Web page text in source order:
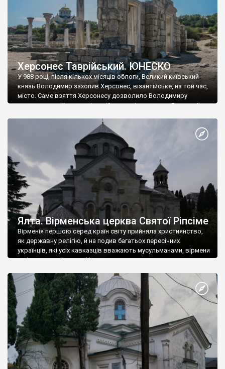
Херсонес Таврійський. ЮНЕСКО
У 988 році, після кількох місяців облоги, Великий київський
князь Володимир захопив Херсонес, візантійське, на той час,
місто. Саме взяття Херсонесу дозволило Володимиру
диктувати свої умови візантійському імператору Василю ІІ, та
Херсонесі Володимир-язичник, став Василем-християнином.
А потім було Хрещення Русі. На честь Херсонесу Таврійського
Ялта. Вірменська церква Святої Ріпсіме
Вірменія першою серед країн світу прийняла християнство,
як державну релігію, й на подив багатьох пересічних
українців, які усіх кавказців вважають мусульманами, вірмени
є відданими вірянами Христа